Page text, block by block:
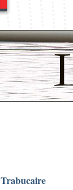
Trabucaire